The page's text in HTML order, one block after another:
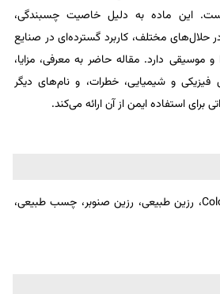
این ماده به دلیل خاصیت چسبندگی،
حلال‌های مختلف، کاربرد گسترده‌ای در صنایع
موسیقی دارد. مقاله حاضر به معرفی، مزایا،
فیزیکی و شیمیایی، خطرات، و نام‌های دیگر
برای استفاده ایمن از آن ارائه می‌کند.
کالیفون، گام رزین، Colophony، رزین طبیعی، رزین صنوبر، چسب طبیعی،